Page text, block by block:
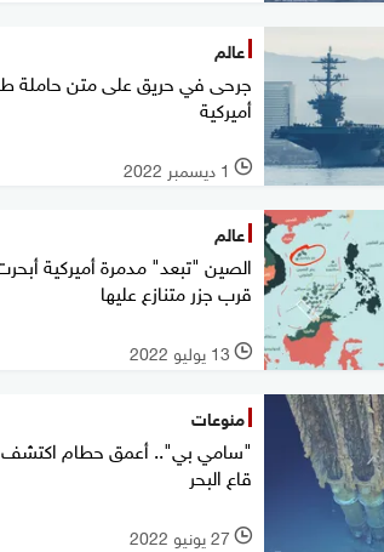
عالم
جرحى في حريق على متن حاملة
أميركية
l 1 ديسمبر 2022
عالم
الصين "تبعد" مدمرة أميركية
قرب جزر متنازع عليها
l 13 يوليو 2022
منوعات
"سامي بي".. أعمق حطام
قاع البحر
l 27 يونيو 2022